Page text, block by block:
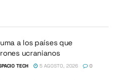
a los países que
ucranianos
TECH 5 AGOSTO, 2026 0